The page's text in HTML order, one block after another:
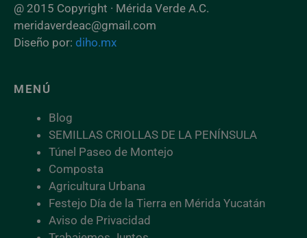
@ 2015 Copyright · Mérida Verde A.C.
meridaverdeac@gmail.com
Diseño por: diho.mx
MENÚ
Blog
SEMILLAS CRIOLLAS DE LA PENÍNSULA
Túnel Paseo de Montejo
Composta
Agricultura Urbana
Festejo Día de la Tierra en Mérida Yucatán
Aviso de Privacidad